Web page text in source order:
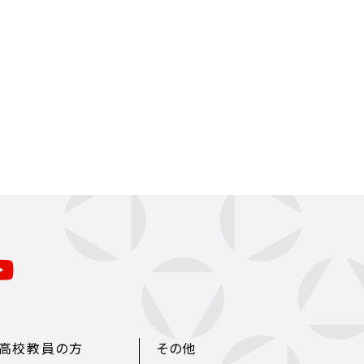
校教員の方 その他